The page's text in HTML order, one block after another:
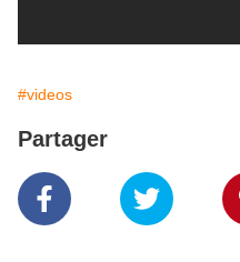
#videos
Partager